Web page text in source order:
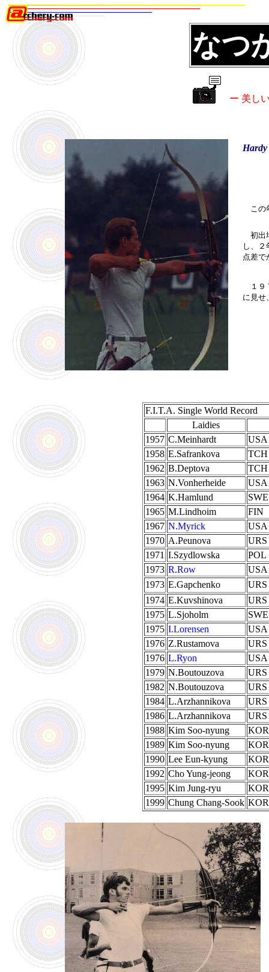
なつ
ー 美し
この
初出
し、２
点差で
１９
に見せ
F.I.T.A. Single World Record
Laidies
1957 C.Meinhardt
USA
1958 E.Safrankova
TCH
1962 B.Deptova
TCH
1963 N.Vonherheide
USA
1964 K.Hamlund
SWE
1965 M.Lindhoim
FIN
1967 N.Myrick
USA
1970 A.Peunova
URS
1971 I.Szydlowska
POL
1973 R.Row
USA
1973 E.Gapchenko
URS
1974 E.Kuvshinova
URS
1975 L.Sjoholm
SWE
1975 I.Lorensen
USA
1976 Z.Rustamova
URS
1976 L.Ryon
USA
1979 N.Boutouzova
URS
1982 N.Boutouzova
URS
1984 L.Arzhannikova
URS
1986 L.Arzhannikova
URS
1988 Kim Soo-nyung
KOR
1989 Kim Soo-nyung
KOR
1990 Lee Eun-kyung
KOR
1992 Cho Yung-jeong
KOR
1995 Kim Jung-ryu
KOR
1999 Chung Chang-Sook KOR